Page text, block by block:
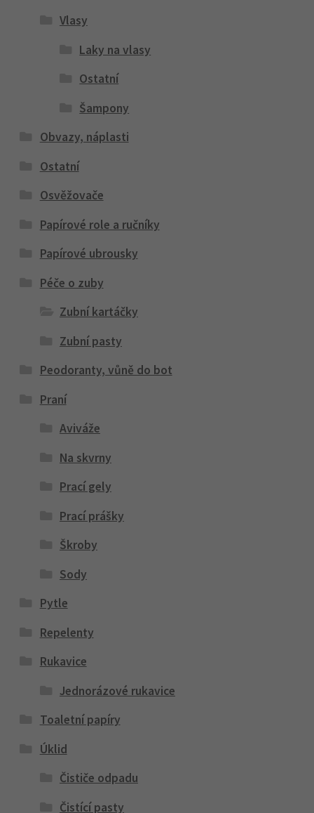
Vlasy
Laky na vlasy
Ostatní
Šampony
Obvazy, náplasti
Ostatní
Osvěžovače
Papírové role a ručníky
Papírové ubrousky
Péče o zuby
Zubní kartáčky
Zubní pasty
Peodoranty, vůně do bot
Praní
Aviváže
Na skvrny
Prací gely
Prací prášky
Škroby
Sody
Pytle
Repelenty
Rukavice
Jednorázové rukavice
Toaletní papíry
Úklid
Čističe odpadu
Čistící pasty